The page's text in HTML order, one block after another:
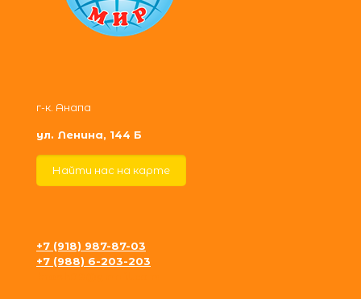
г-к. Анапа
ул. Ленина, 144 Б
Найти нас на карте
+7 (918) 987-87-03
+7 (988) 6-203-203